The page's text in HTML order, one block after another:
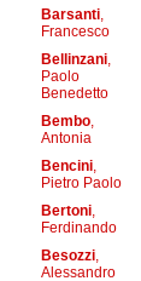
Barsanti,
Francesco
Bellinzani,
Paolo
Benedetto
Bembo,
Antonia
Bencini,
Pietro Paolo
Bertoni,
Ferdinando
Besozzi,
Alessandro